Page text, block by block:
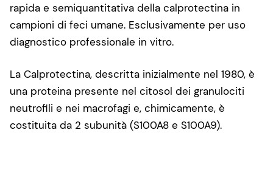
rapida e semiquantitativa della calprotectina in
campioni di feci umane. Esclusivamente per uso
diagnostico professionale in vitro.
La Calprotectina, descritta inizialmente nel 1980, è
una proteina presente nel citosol dei granulociti
neutrofili e nei macrofagi e, chimicamente, è
costituita da 2 subunità (S100A8 e S100A9).